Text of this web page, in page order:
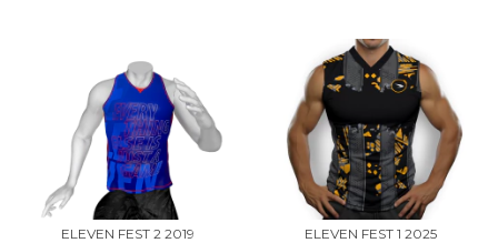
ELEVEN FEST 2 2019 ELEVEN FEST 1 2025